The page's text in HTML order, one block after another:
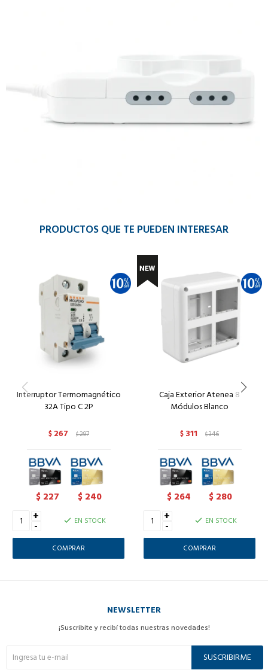
PRODUCTOS QUE TE PUEDEN INTERESAR
Interruptor Termomagnético
32A Tipo C 2P
$ 267 $297
$ 227 $ 240
+
- EN STOCK
Caja Exterior Atenea 8
Módulos Blanco
$ 311 $346
$ 264 $ 280
+
- EN STOCK
NEWSLETTER
¡Suscribite y recibí todas nuestras novedades!
SUSCRIBIRME